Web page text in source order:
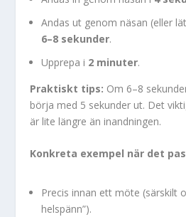
Andas ut genom näsan (eller
6–8 sekunder.
Upprepa i 2 minuter.
Praktiskt tips: Om 6–8
börja med 5 sekunder ut. Det
är lite längre än inandningen.
Konkreta exempel när det
Precis innan ett möte (särskilt
helspänn”).